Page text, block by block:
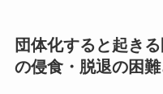
団体化すると起き
の侵食・脱退の困難